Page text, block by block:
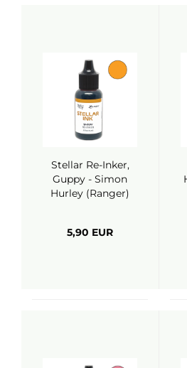
Stellar Re-Inker,
Guppy - Simon
Hurley (Ranger)
5,90 EUR